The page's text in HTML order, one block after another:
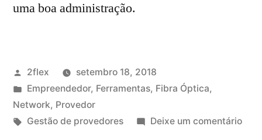
uma boa administração.
2flex
setembro 18, 2018
Empreendedor, Ferramentas, Fibra Óptica,
Network, Provedor
Gestão de provedores
Deixe um comentário